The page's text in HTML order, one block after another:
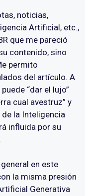
noticias,
Artificial, etc.,
que me pareció
contenido, sino
permito
del artículo. A
“dar el lujo”
cual avestruz” y
la Inteligencia
influida por su
en este
la misma presión
Generativa